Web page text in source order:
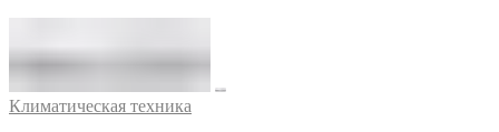
Климатическая техника